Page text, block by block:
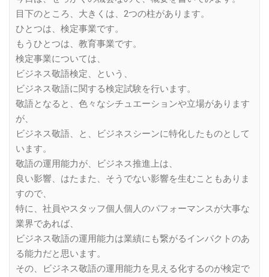
目下のところ、大きくは、2つの柱があります。
ひとつは、検定事業です。
もうひとつは、教育事業です。
検定事業については、
ビジネス敬語検定、という、
ビジネス敬語に関する検定試験を行います。
敬語となると、色々なシチュエーションや立場があります
が、
ビジネス敬語、と、ビジネスシーンに特化したものとして
います。
敬語の運用能力が、ビジネス推進上は、
良い影響、はたまた、そうでない影響を生むこともありま
すので、
特に、社員やスタッフ個人個人のパフォーマンスが大事な
業界であれば、
ビジネス敬語の運用能力は業績にも繋がるインパクトのあ
る能力だと思います。
その、ビジネス敬語の運用能力を見える化するのが検定で